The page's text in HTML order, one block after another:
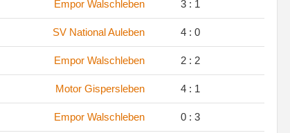
Empor Walschleben 3 : 1
SV National Auleben 4 : 0
Empor Walschleben 2 : 2
Motor Gispersleben 4 : 1
Empor Walschleben 0 : 3